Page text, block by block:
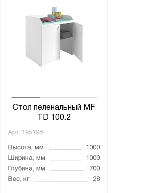
Стол пеленальный МF
TD 100.2
Арт. 195198
Высота, мм
1000
Ширина, мм
1000
Глубина, мм
700
Вес, кг
28